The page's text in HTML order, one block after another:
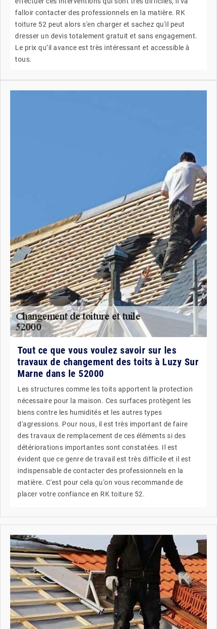
falloir contacter des professionnels en la matière. RK
toiture 52 peut alors s'en charger et sachez qu'il peut
dresser un devis totalement gratuit et sans engagement.
Le prix qu’il avance est très intéressant et accessible à
tous.
Tout ce que vous voulez savoir sur les
travaux de changement des toits à Luzy Sur
Marne dans le 52000
Les structures comme les toits apportent la protection
nécessaire pour la maison. Ces surfaces protègent les
biens contre les humidités et les autres types
d'agressions. Pour nous, il est très important de faire
des travaux de remplacement de ces éléments si des
détériorations importantes sont constatées. Il est
évident que ce genre de travail est très difficile et il est
indispensable de contacter des professionnels en la
matière. C'est pour cela qu'on vous recommande de
placer votre confiance en RK toiture 52.